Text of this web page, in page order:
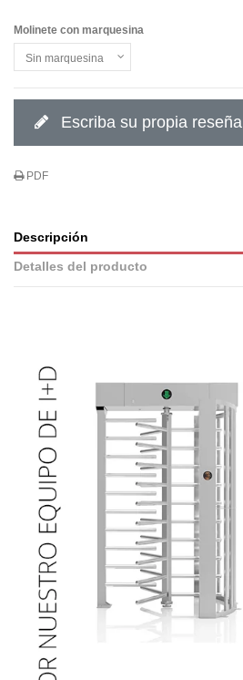
Molinete con marquesina
Escriba su propia reseña
PDF
Descripción
Detalles del producto